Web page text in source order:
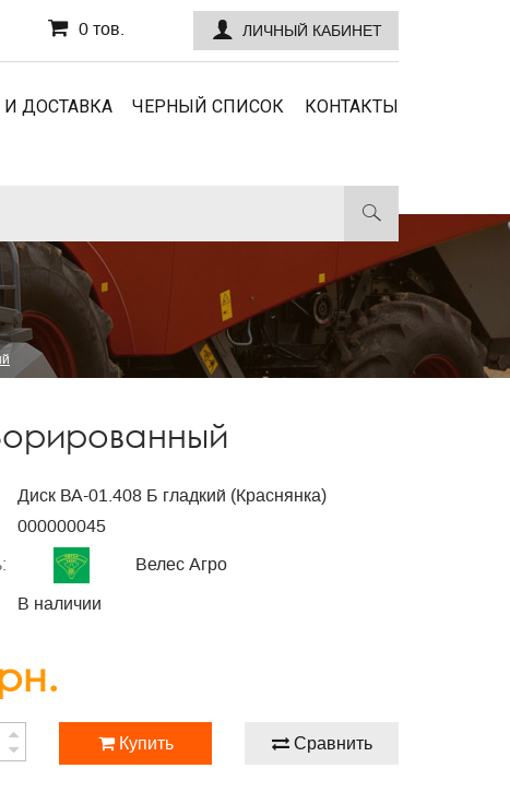
0 тов. ЛИЧНЫЙ КАБИНЕТ
И ДОСТАВКА ЧЕРНЫЙ СПИСОК КОНТАКТЫ
Диск ВА-01.408 Б гладкий (Краснянка)
000000045
Велес Агро
В наличии
Купить Сравнить